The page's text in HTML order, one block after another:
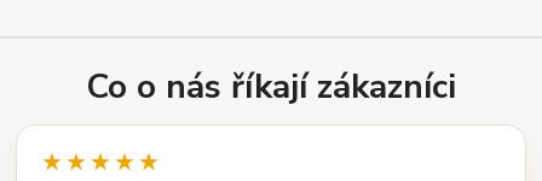
Co o nás říkají zákazníci
★★★★★